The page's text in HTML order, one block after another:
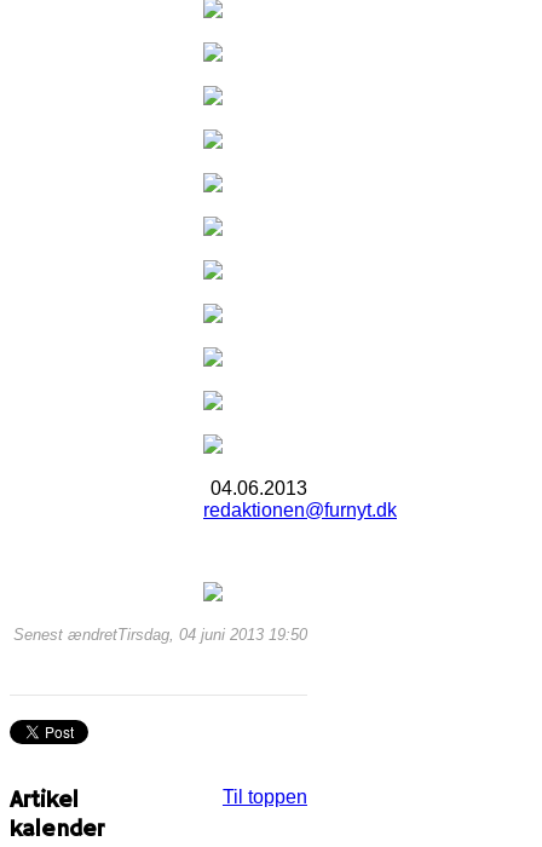
04.06.2013
redaktionen@furnyt.dk
Senest ændretTirsdag, 04 juni 2013 19:50
Til toppen
Artikel
kalender